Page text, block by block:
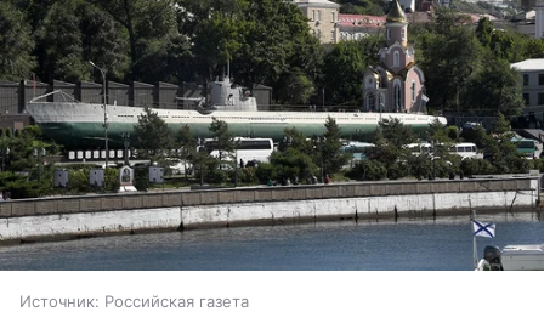
Источник: Российская газета